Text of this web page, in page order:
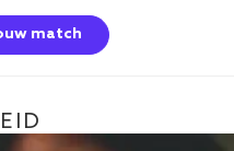
match